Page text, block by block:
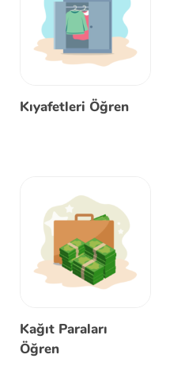
Kıyafetleri Öğren
Kağıt Paraları
Öğren